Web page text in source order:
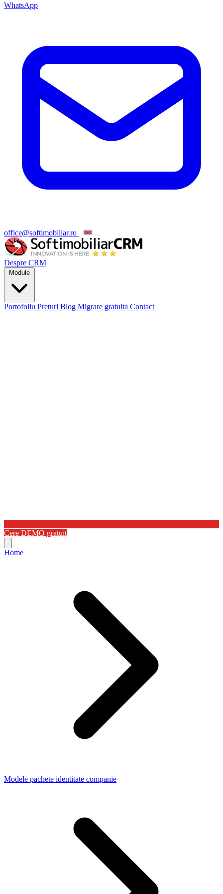
WhatsApp
office@softimobiliar.ro
Despre CRM
Module
Portofoliu Preturi Blog Migrare gratuita Contact
Cere DEMO gratuit
Home
Modele pachete identitate companie